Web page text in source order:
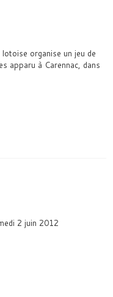
organise un jeu de
apparu à Carennac, dans
2 juin 2012